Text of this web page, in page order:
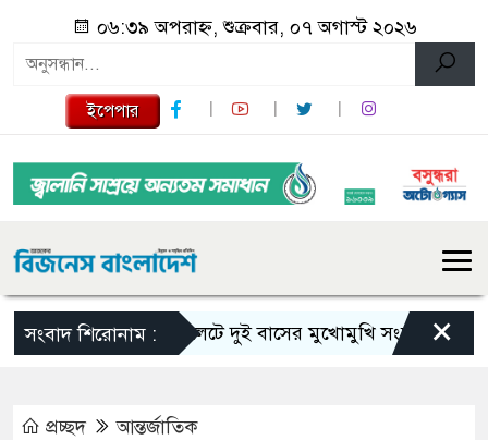
০৬:৩৯ অপরাহ্ন, শুক্রবার, ০৭ অগাস্ট ২০২৬
ইপেপার
সংবাদ শিরোনাম :সিলেটে দুই বাসের মুখোমুখি সংঘর্ষে নিহত বেড়ে
×
প্রচ্ছদ আন্তর্জাতিক